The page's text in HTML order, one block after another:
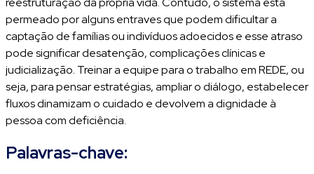
permeado por alguns entraves que podem dificultar a
captação de famílias ou indivíduos adoecidos e esse atraso
pode significar desatenção, complicações clínicas e
judicialização. Treinar a equipe para o trabalho em REDE, ou
seja, para pensar estratégias, ampliar o diálogo, estabelecer
fluxos dinamizam o cuidado e devolvem a dignidade à
pessoa com deficiência.
Palavras-chave: